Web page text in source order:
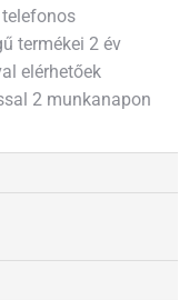
termékei 2 év
elérhetőek
2 munkanapon